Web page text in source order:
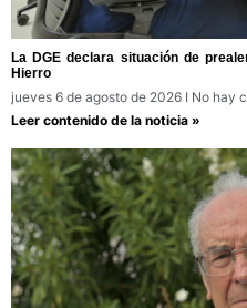
La DGE declara situación de
Hierro
jueves 6 de agosto de 2026
No hay
Leer contenido de la noticia »